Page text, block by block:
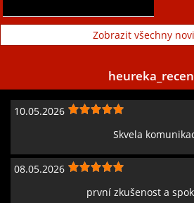
Zobrazit všechny
10.05.2026
Skvela
08.05.2026
první zkušenost a